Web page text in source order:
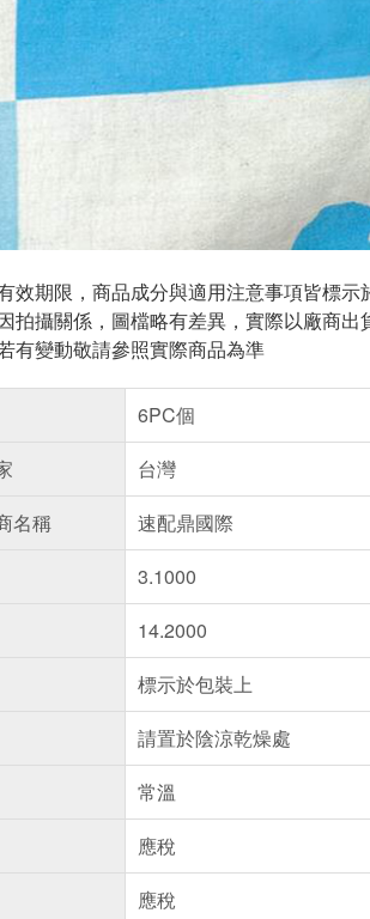
效期限，商品成分與適用注意事項皆標示
拍攝關係，圖檔略有差異，實際以廠商出
有變動敬請參照實際商品為準
6PC個
台灣
名稱
速配鼎國際
3.1000
14.2000
標示於包裝上
請置於陰涼乾燥處
常溫
應稅
應稅